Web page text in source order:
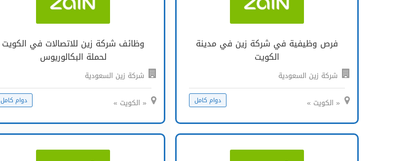
فرص وظيفية في شركة زين في مدينة
الكويت
شركة زين السعودية
« الكويت » دوام كامل
وظائف شركة زين للاتصالات في الكويت
لحملة البكالوريوس
شركة زين السعودية
« الكويت » دوام كامل